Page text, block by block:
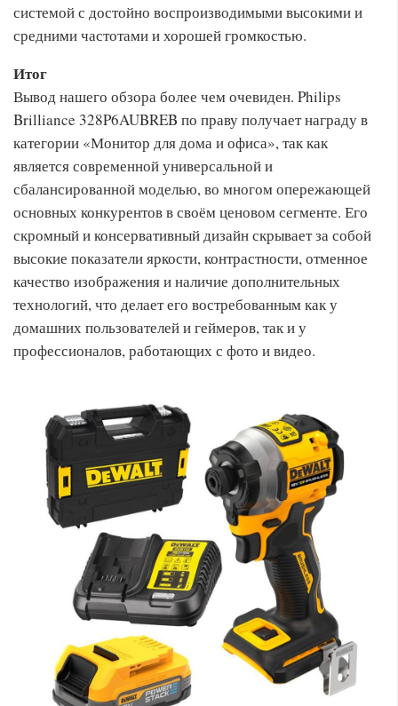
системой с достойно воспроизводимыми высокими и
средними частотами и хорошей громкостью.
Итог
Вывод нашего обзора более чем очевиден. Philips
Brilliance 328P6AUBREB по праву получает награду в
категории «Монитор для дома и офиса», так как
является современной универсальной и
сбалансированной моделью, во многом опережающей
основных конкурентов в своём ценовом сегменте. Его
скромный и консервативный дизайн скрывает за собой
высокие показатели яркости, контрастности, отменное
качество изображения и наличие дополнительных
технологий, что делает его востребованным как у
домашних пользователей и геймеров, так и у
профессионалов, работающих с фото и видео.